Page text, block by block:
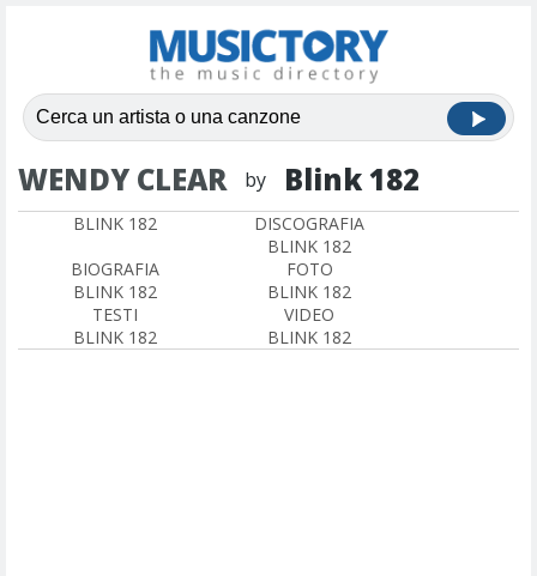
WENDY CLEAR by Blink 182
BLINK 182
DISCOGRAFIA
BLINK 182
BIOGRAFIA
BLINK 182
FOTO
BLINK 182
TESTI
BLINK 182
VIDEO
BLINK 182